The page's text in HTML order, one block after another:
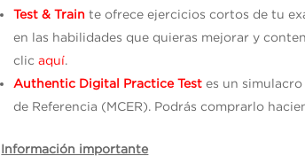
Test & Train te ofrece ejercicios cortos de tu
en las habilidades que quieras mejorar y
clicaquí
Authentic Digital Practice Test es un
de Referencia (MCER). Podrás comprarlo
Información importante